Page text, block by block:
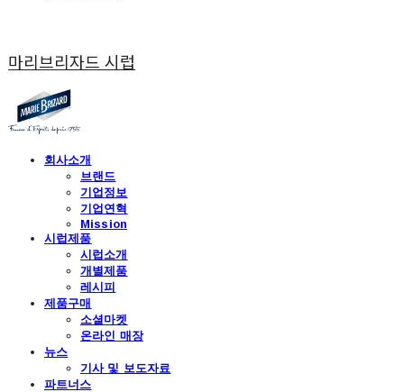
마리브리자드 시럽
회사소개
브랜드
기업정보
기업연혁
Mission
시럽제품
시럽소개
개별제품
레시피
제품구매
소셜마켓
온라인 매장
뉴스
기사 및 보도자료
파트너스